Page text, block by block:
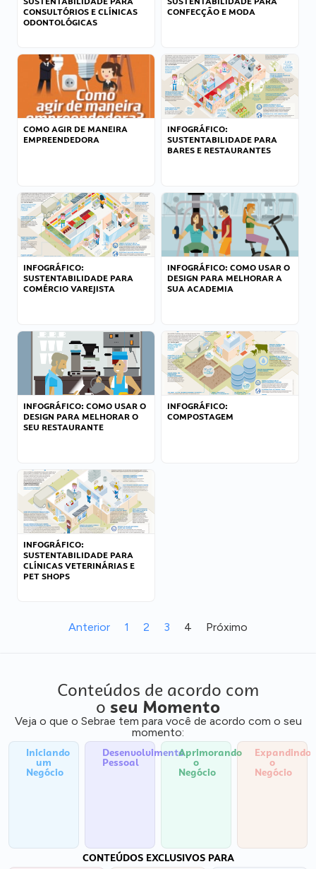
CONSULTÓRIOS E CLÍNICAS
ODONTOLÓGICAS
CONFECÇÃO E MODA
COMO AGIR DE MANEIRA
EMPREENDEDORA
INFOGRÁFICO:
SUSTENTABILIDADE PARA
BARES E RESTAURANTES
INFOGRÁFICO:
SUSTENTABILIDADE PARA
COMÉRCIO VAREJISTA
INFOGRÁFICO: COMO USAR O
DESIGN PARA MELHORAR A
SUA ACADEMIA
INFOGRÁFICO: COMO USAR O
DESIGN PARA MELHORAR O
SEU RESTAURANTE
INFOGRÁFICO:
COMPOSTAGEM
INFOGRÁFICO:
SUSTENTABILIDADE PARA
CLÍNICAS VETERINÁRIAS E
PET SHOPS
Anterior 1 2 3 4 Próximo
Conteúdos de acordo com
o seu Momento
Veja o que o Sebrae tem para você de acordo com o seu
momento:
Iniciando
um
Negócio
Desenvolvimento
Pessoal
Aprimorando
o
Negócio
Expandindo
o
Negócio
CONTEÚDOS EXCLUSIVOS PARA